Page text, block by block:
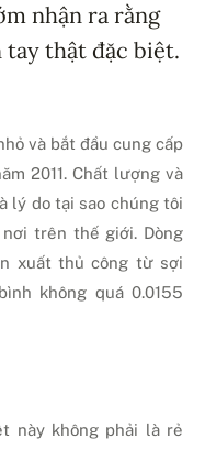
nhận ra rằng
tay thật đặc biệt.
và bắt đầu cung cấp
2011. Chất lượng và
lý do tại sao chúng tôi
trên thế giới. Dòng
xuất thủ công từ sợi
không quá 0.0155
này không phải là rẻ